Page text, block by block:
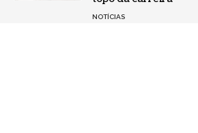
NOTÍCIAS